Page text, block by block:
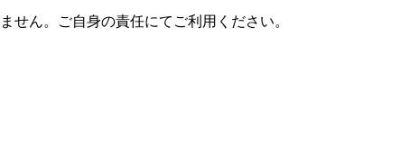
せん。ご自身の責任にてご利用ください。